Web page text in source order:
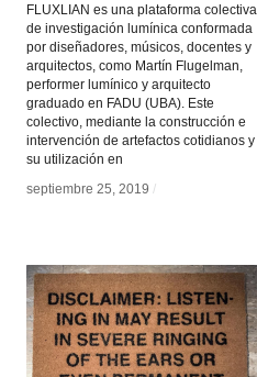
FLUXLIAN es una plataforma colectiva
de investigación lumínica conformada
por diseñadores, músicos, docentes y
arquitectos, como Martín Flugelman,
performer lumínico y arquitecto
graduado en FADU (UBA). Este
colectivo, mediante la construcción e
intervención de artefactos cotidianos y
su utilización en
septiembre 25, 2019 /
septiembre 25, 2019 /